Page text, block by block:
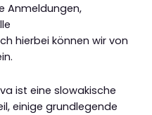
Anmeldungen,
hierbei können wir von
ist eine slowakische
einige grundlegende